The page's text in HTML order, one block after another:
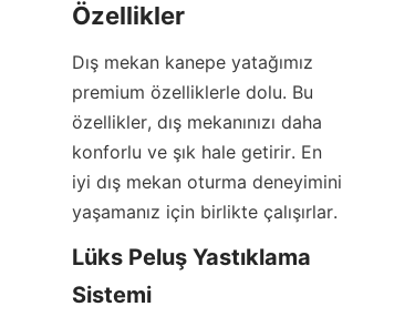
Özellikler
Dış mekan kanepe yatağımız
premium özelliklerle dolu. Bu
özellikler, dış mekanınızı daha
konforlu ve şık hale getirir. En
iyi dış mekan oturma deneyimini
yaşamanız için birlikte çalışırlar.
Lüks Peluş Yastıklama
Sistemi